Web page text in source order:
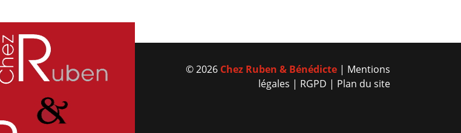
© 2026 Chez Ruben & Bénédicte | Mentions
légales | RGPD | Plan du site